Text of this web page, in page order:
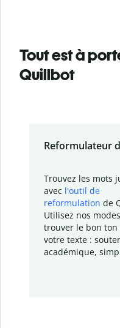
Tout est à
Quillbot
Reformulateur
Trouvez les mots
avec l'outil de
reformulation de
Utilisez nos
trouver le bon
votre texte :
académique,